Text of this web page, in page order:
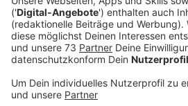
Stich gelassen und das nicht
Pandemie. Der Grund dafür ist
Veröffentlicht:Mittwoch, 26.01.2022
Anzeige